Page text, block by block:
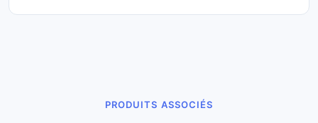
PRODUITS ASSOCIÉS